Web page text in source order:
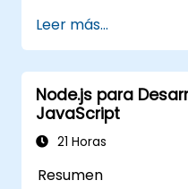
dinámicas y
Integrar
end para crear
Comprender las
migrar sistemas
plataformas
Leer más...
Node.js para
JavaScript
21 Horas
Resumen